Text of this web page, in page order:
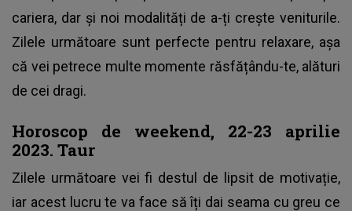
cariera, dar și noi modalități de a-ți crește veniturile.
Zilele următoare sunt perfecte pentru relaxare, așa
că vei petrece multe momente răsfățându-te, alături
de cei dragi.
Horoscop de weekend, 22-23 aprilie
2023. Taur
Zilele următoare vei fi destul de lipsit de motivație,
iar acest lucru te va face să îți dai seama cu greu ce